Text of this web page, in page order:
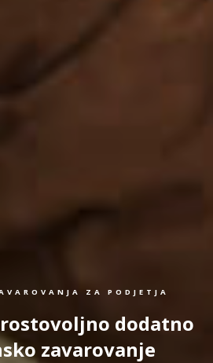
ZA PODJETJA
dodatno
zavarovanje